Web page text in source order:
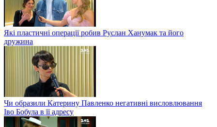
Які пластичні операції робив Руслан Ханумак та його
дружина
Чи образили Катерину Павленко негативні висловлювання
Іво Бобула в її адресу